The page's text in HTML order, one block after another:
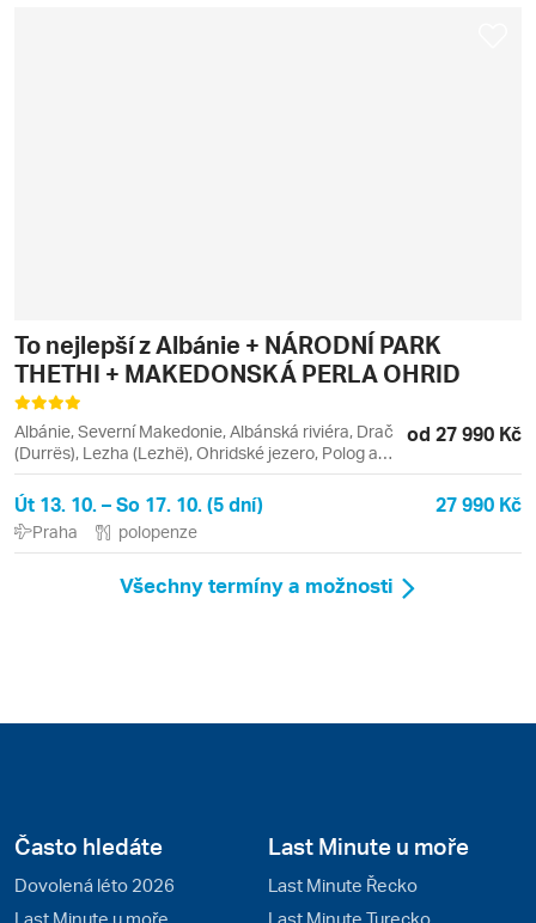
To nejlepší z Albánie + NÁRODNÍ PARK
THETHI + MAKEDONSKÁ PERLA OHRID
Albánie, Severní Makedonie, Albánská riviéra, Drač
(Durrës), Lezha (Lezhë), Ohridské jezero, Polog a
jihozápad, Skopje a severovýchod, Drač, Golem,
Leža, Ohrid, Shëngjin
od 27 990 Kč
Út 13. 10. – So 17. 10. (5 dní) 27 990 Kč
Praha polopenze
Všechny termíny a možnosti
Často hledáte
Dovolená léto 2026
Last Minute u moře
Last Minute Řecko